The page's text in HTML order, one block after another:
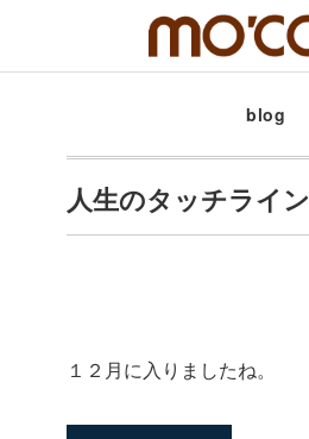
blog
人生のタッチライン
１２月に入りましたね。